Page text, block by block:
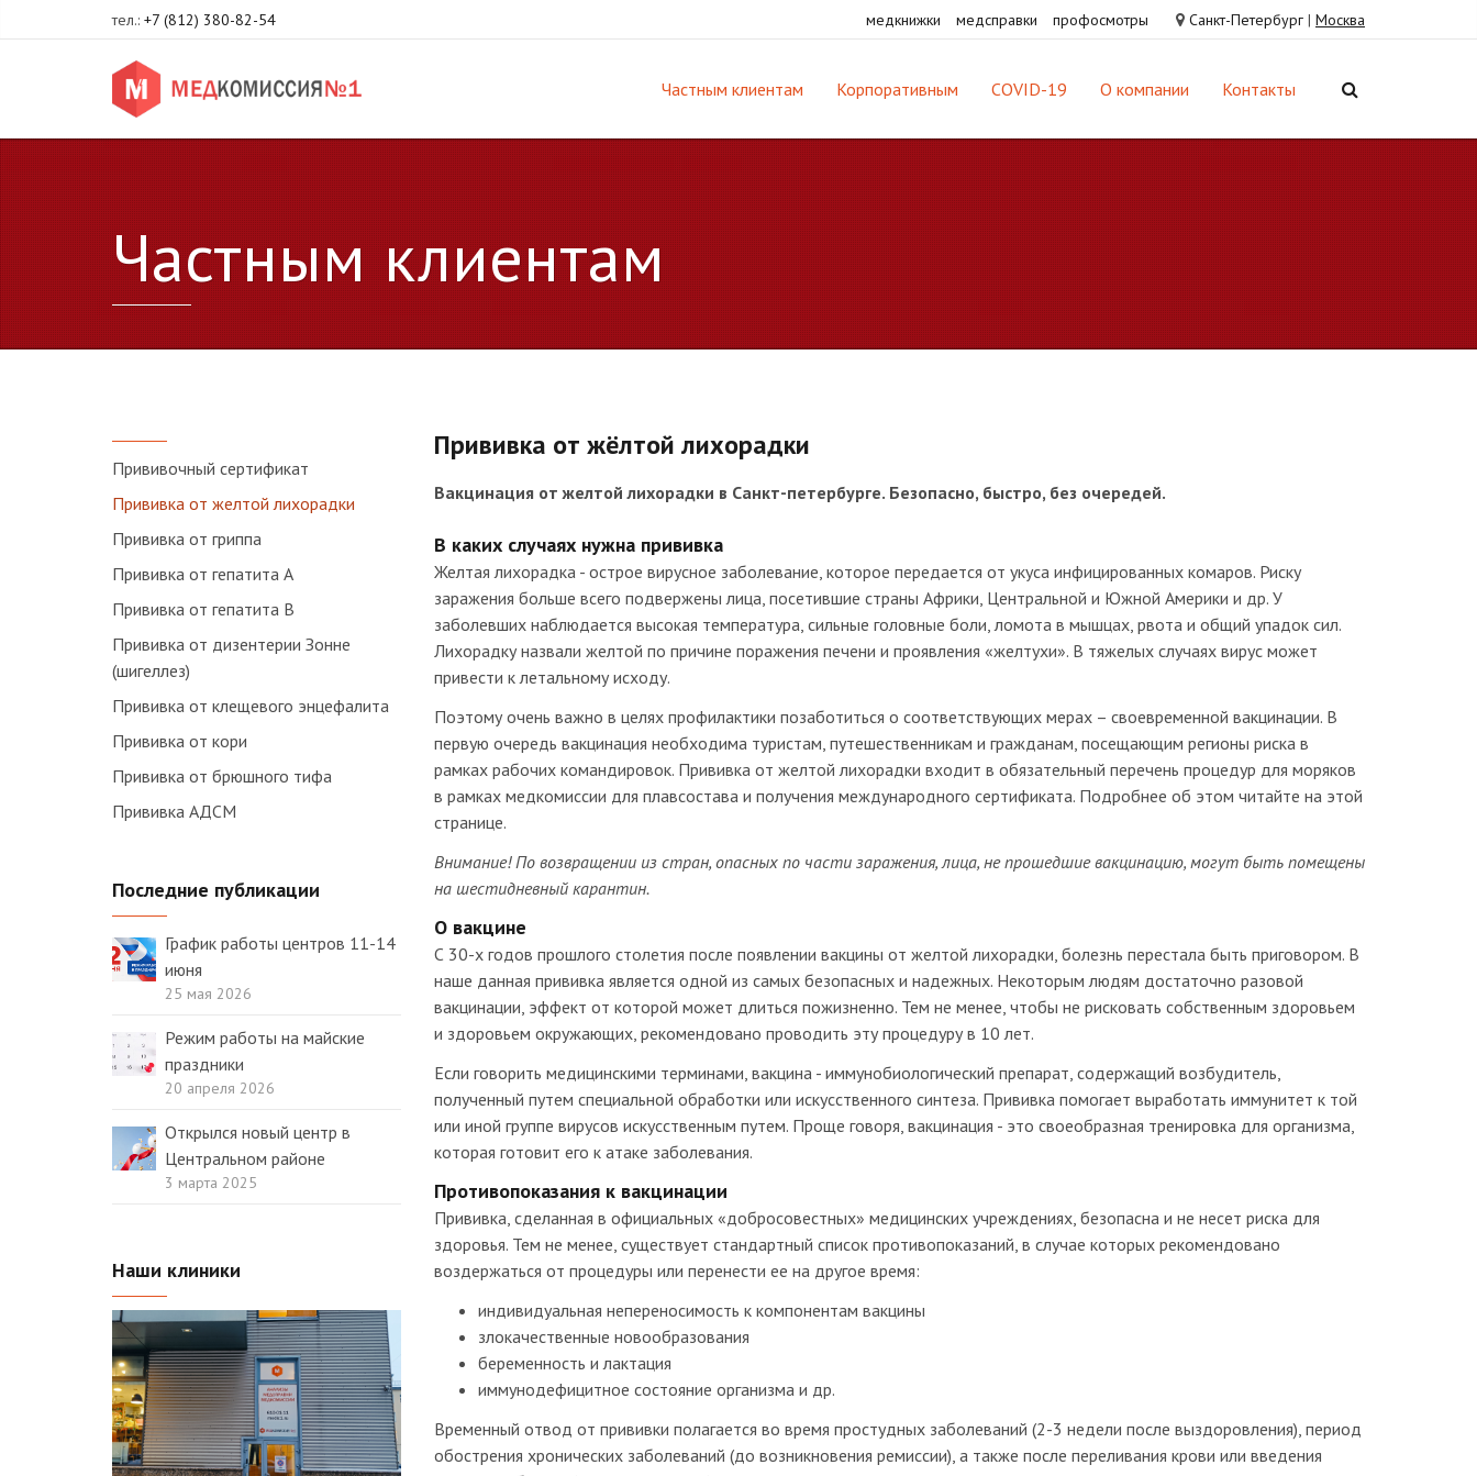
тел.: +7 (812) 380-82-54 Санкт-Петербург | Москва
медкнижки медсправки профосмотры
Частным клиентам Корпоративным COVID-19 О компании Контакты
Частным клиентам
Прививка от жёлтой лихорадки
Вакцинация от желтой лихорадки в Санкт-петербурге. Безопасно, быстро, без очередей.
В каких случаях нужна прививка
Желтая лихорадка - острое вирусное заболевание, которое передается от укуса инфицированных комаров. Риску
заражения больше всего подвержены лица, посетившие страны Африки, Центральной и Южной Америки и др. У
заболевших наблюдается высокая температура, сильные головные боли, ломота в мышцах, рвота и общий упадок сил.
Лихорадку назвали желтой по причине поражения печени и проявления «желтухи». В тяжелых случаях вирус может
привести к летальному исходу.
Поэтому очень важно в целях профилактики позаботиться о соответствующих мерах – своевременной вакцинации. В
первую очередь вакцинация необходима туристам, путешественникам и гражданам, посещающим регионы риска в
рамках рабочих командировок. Прививка от желтой лихорадки входит в обязательный перечень процедур для моряков
в рамках медкомиссии для плавсостава и получения международного сертификата. Подробнее об этом читайте на этой
странице.
Внимание! По возвращении из стран, опасных по части заражения, лица, не прошедшие вакцинацию, могут быть помещены
на шестидневный карантин.
О вакцине
С 30-х годов прошлого столетия после появлении вакцины от желтой лихорадки, болезнь перестала быть приговором. В
наше данная прививка является одной из самых безопасных и надежных. Некоторым людям достаточно разовой
вакцинации, эффект от которой может длиться пожизненно. Тем не менее, чтобы не рисковать собственным здоровьем
и здоровьем окружающих, рекомендовано проводить эту процедуру в 10 лет.
Если говорить медицинскими терминами, вакцина - иммунобиологический препарат, содержащий возбудитель,
полученный путем специальной обработки или искусственного синтеза. Прививка помогает выработать иммунитет к той
или иной группе вирусов искусственным путем. Проще говоря, вакцинация - это своеобразная тренировка для организма,
которая готовит его к атаке заболевания.
Противопоказания к вакцинации
Прививка, сделанная в официальных «добросовестных» медицинских учреждениях, безопасна и не несет риска для
здоровья. Тем не менее, существует стандартный список противопоказаний, в случае которых рекомендовано
воздержаться от процедуры или перенести ее на другое время:
индивидуальная непереносимость к компонентам вакцины
злокачественные новообразования
беременность и лактация
иммунодефицитное состояние организма и др.
Временный отвод от прививки полагается во время простудных заболеваний (2-3 недели после выздоровления), период
обострения хронических заболеваний (до возникновения ремиссии), а также после переливания крови или введения
Прививочный сертификат
Прививка от желтой лихорадки
Прививка от гриппа
Прививка от гепатита А
Прививка от гепатита В
Прививка от дизентерии Зонне
(шигеллез)
Прививка от клещевого энцефалита
Прививка от кори
Прививка от брюшного тифа
Прививка АДСМ
Последние публикации
График работы центров 11-14
июня
25 мая 2026
Режим работы на майские
праздники
20 апреля 2026
Открылся новый центр в
Центральном районе
3 марта 2025
Наши клиники